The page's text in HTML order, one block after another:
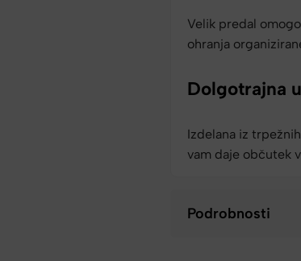
Velik predal
ohranja
Dolgotrajna
Izdelana iz
vam daje občutek
Podrobnosti